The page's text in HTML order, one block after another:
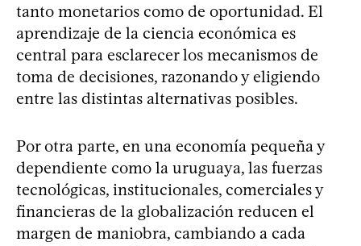
tanto monetarios como de oportunidad. El
aprendizaje de la ciencia económica es
central para esclarecer los mecanismos de
toma de decisiones, razonando y eligiendo
entre las distintas alternativas posibles.
Por otra parte, en una economía pequeña y
dependiente como la uruguaya, las fuerzas
tecnológicas, institucionales, comerciales y
financieras de la globalización reducen el
margen de maniobra, cambiando a cada